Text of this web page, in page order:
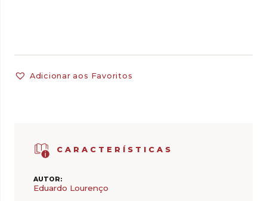
CARACTERÍSTICAS
AUTOR:
Eduardo Lourenço
Adicionar aos Favoritos